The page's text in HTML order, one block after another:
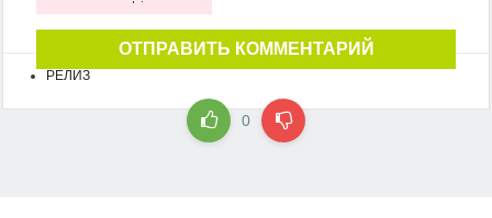
РЕЛИЗ
0
ОТПРАВИТЬ КОММЕНТАРИЙ